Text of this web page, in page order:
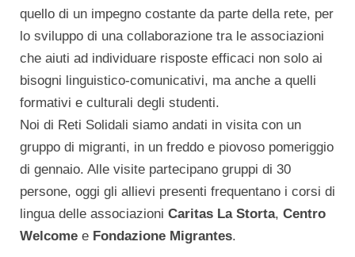
quello di un impegno costante da parte della rete, per
lo sviluppo di una collaborazione tra le associazioni
che aiuti ad individuare risposte efficaci non solo ai
bisogni linguistico-comunicativi, ma anche a quelli
formativi e culturali degli studenti.
Noi di Reti Solidali siamo andati in visita con un
gruppo di migranti, in un freddo e piovoso pomeriggio
di gennaio. Alle visite partecipano gruppi di 30
persone, oggi gli allievi presenti frequentano i corsi di
lingua delle associazioni Caritas La Storta, Centro
Welcome e Fondazione Migrantes.